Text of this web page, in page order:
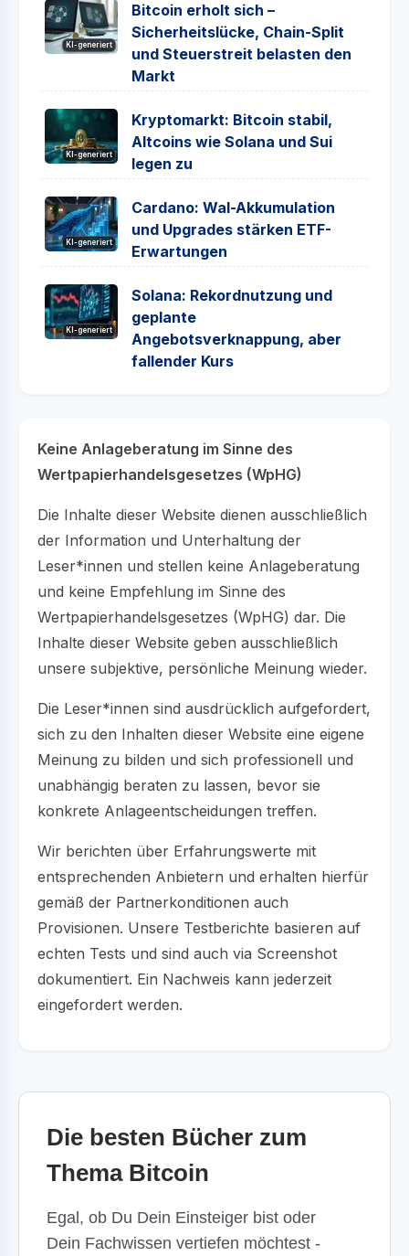
KI-generiert
Bitcoin erholt sich –
Sicherheitslücke, Chain-Split
und Steuerstreit belasten den
Markt
KI-generiert
Kryptomarkt: Bitcoin stabil,
Altcoins wie Solana und Sui
legen zu
KI-generiert
Cardano: Wal-Akkumulation
und Upgrades stärken ETF-
Erwartungen
KI-generiert
Solana: Rekordnutzung und
geplante
Angebotsverknappung, aber
fallender Kurs
Keine Anlageberatung im Sinne des
Wertpapierhandelsgesetzes (WpHG)
Die Inhalte dieser Website dienen ausschließlich
der Information und Unterhaltung der
Leser*innen und stellen keine Anlageberatung
und keine Empfehlung im Sinne des
Wertpapierhandelsgesetzes (WpHG) dar. Die
Inhalte dieser Website geben ausschließlich
unsere subjektive, persönliche Meinung wieder.
Die Leser*innen sind ausdrücklich aufgefordert,
sich zu den Inhalten dieser Website eine eigene
Meinung zu bilden und sich professionell und
unabhängig beraten zu lassen, bevor sie
konkrete Anlageentscheidungen treffen.
Wir berichten über Erfahrungswerte mit
entsprechenden Anbietern und erhalten hierfür
gemäß der Partnerkonditionen auch
Provisionen. Unsere Testberichte basieren auf
echten Tests und sind auch via Screenshot
dokumentiert. Ein Nachweis kann jederzeit
eingefordert werden.
Die besten Bücher zum
Thema Bitcoin
Egal, ob Du Dein Einsteiger bist oder
Dein Fachwissen vertiefen möchtest -